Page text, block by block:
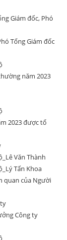
Giám đốc, Phó
Tổng Giám đốc
năm 2023
2023 được tổ
Văn Thành
Tấn Khoa
quan của Người
Công ty